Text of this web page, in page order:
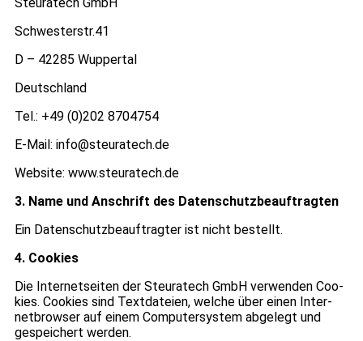
Schwesterstr.41
D – 42285 Wup­per­tal
Deutsch­land
Tel.: +49 (0)202 8704754
E-Mail: info@steuratech.de
Web­site: www.steuratech.de
3. Name und Anschrift des Daten­schutz­be­auf­trag­ten
Ein Daten­schutz­be­auf­trag­ter ist nicht bestellt.
4. Coo­kies
Die Inter­net­sei­ten der Steu­ra­tech GmbH ver­wen­den Coo­
kies. Coo­kies sind Text­da­teien, wel­che über einen Inter­
net­brow­ser auf einem Com­pu­ter­sys­tem abge­legt und
gespei­chert wer­den.